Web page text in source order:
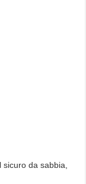
da sabbia,